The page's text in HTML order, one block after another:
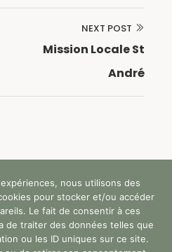
NEXT POST
Mission Locale St
André
StandUp Formation (y)
nous utilisons des
pour stocker et/ou accéder
Le fait de consentir à ces
de traiter des données telles que
ou les ID uniques sur ce site.